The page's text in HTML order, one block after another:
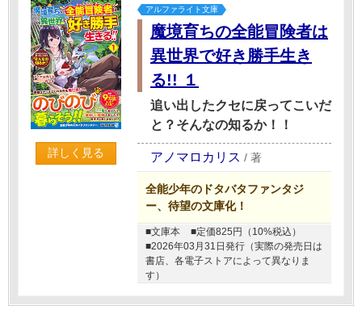
詳しく見る
アルファライト文庫
魔境育ちの全能冒険者は
異世界で好き勝手生き
る!! １
追い出したクセに戻ってこいだ
と？そんなの知るか！！
アノマロカリス / 著
全能少年のドタバタファンタジ
ー、待望の文庫化！
■文庫本
■定価825円（10%税込）
■2026年03月31日発行（実際の発売日は
書店、各電子ストアによって異なりま
す）